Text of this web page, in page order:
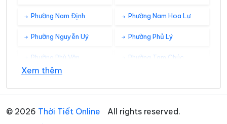
Phường Nam Định Phường Nam Hoa Lư
Phường Nguyễn Uý Phường Phủ Lý
Phường Phù Vân Phường Tam Chúc
Phường Trung Sơn
Xem thêm
© 2026 Thời Tiết Online
All rights reserved.